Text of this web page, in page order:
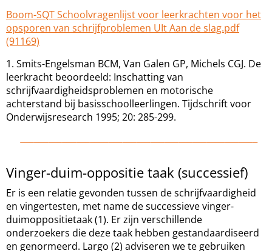
Boom-SQT Schoolvragenlijst voor leerkrachten voor het
opsporen van schrijfproblemen UIt Aan de slag.pdf
(91169)
1. Smits-Engelsman BCM, Van Galen GP, Michels CGJ. De
leerkracht beoordeeld: Inschatting van
schrijfvaardigheidsproblemen en motorische
achterstand bij basisschoolleerlingen. Tijdschrift voor
Onderwijsresearch 1995; 20: 285-299.
Vinger-duim-oppositie taak (successief)
Er is een relatie gevonden tussen de schrijfvaardigheid
en vingertesten, met name de successieve vinger-
duimoppositietaak (1). Er zijn verschillende
onderzoekers die deze taak hebben gestandaardiseerd
en genormeerd. Largo (2) adviseren we te gebruiken